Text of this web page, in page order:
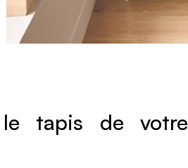
le tapis de votre